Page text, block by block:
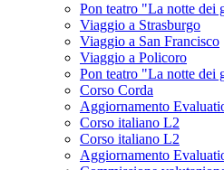
Pon teatro "La notte dei
Viaggio a Strasburgo
Viaggio a San Francisco
Viaggio a Policoro
Pon teatro "La notte dei
Corso Corda
Aggiornamento
Corso italiano L2
Corso italiano L2
Aggiornamento